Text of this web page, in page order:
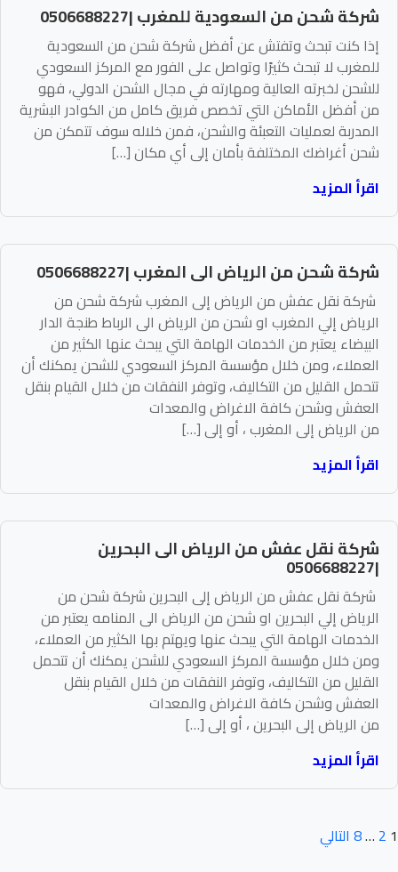
شركة شحن من السعودية للمغرب |0506688227
إذا كنت تبحث وتفتش عن أفضل شركة شحن من السعودية
للمغرب لا تبحث كثيرًا وتواصل على الفور مع المركز السعودي
للشحن لخبرته العالية ومهارته في مجال الشحن الدولي، فهو
من أفضل الأماكن التي تخصص فريق كامل من الكوادر البشرية
المدربة لعمليات التعبئة والشحن، فمن خلاله سوف تتمكن من
شحن أغراضك المختلفة بأمان إلى أي مكان […]
اقرأ المزيد
شركة شحن من الرياض الى المغرب |0506688227
شركة نقل عفش من الرياض إلى المغرب شركة شحن من
الرياض إلي المغرب او شحن من الرياض الى الرباط طنجة الدار
البيضاء يعتبر من الخدمات الهامة التي يبحث عنها الكثير من
العملاء، ومن خلال مؤسسة المركز السعودي للشحن يمكنك أن
تتحمل القليل من التكاليف، وتوفر النفقات من خلال القيام بنقل
العفش وشحن كافة الاغراض والمعدات
من الرياض إلى المغرب ، أو إلى […]
اقرأ المزيد
شركة نقل عفش من الرياض الى البحرين
|0506688227
شركة نقل عفش من الرياض إلى البحرين شركة شحن من
الرياض إلي البحرين او شحن من الرياض الى المنامه يعتبر من
الخدمات الهامة التي يبحث عنها ويهتم بها الكثير من العملاء،
ومن خلال مؤسسة المركز السعودي للشحن يمكنك أن تتحمل
القليل من التكاليف، وتوفر النفقات من خلال القيام بنقل
العفش وشحن كافة الاغراض والمعدات
من الرياض إلى البحرين ، أو إلى […]
اقرأ المزيد
تعدد
1
2
…
8 التالي